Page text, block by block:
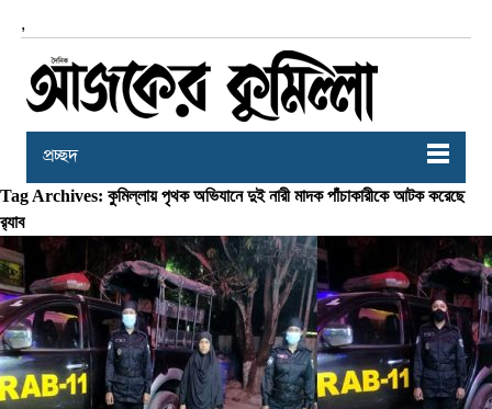
,
প্রচ্ছদ
Tag Archives: কুমিল্লায় পৃথক অভিযানে দুই নারী মাদক পাঁচাকারীকে আটক করেছে
র‌্যাব